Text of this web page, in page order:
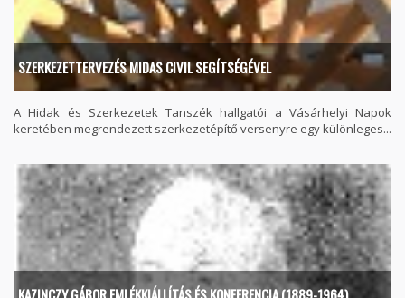
SZERKEZETTERVEZÉS MIDAS CIVIL SEGÍTSÉGÉVEL
A Hidak és Szerkezetek Tanszék hallgatói a Vásárhelyi Napok
keretében megrendezett szerkezetépítő versenyre egy különleges...
KAZINCZY GÁBOR EMLÉKKIÁLLÍTÁS ÉS KONFERENCIA (1889-1964)